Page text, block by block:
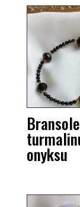
onyksu